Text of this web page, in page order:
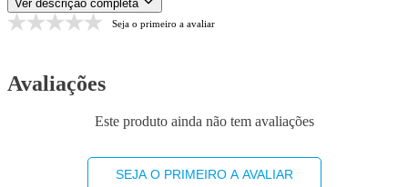
Ver descrição completa
Seja o primeiro a avaliar
Avaliações
Este produto ainda não tem avaliações
SEJA O PRIMEIRO A AVALIAR